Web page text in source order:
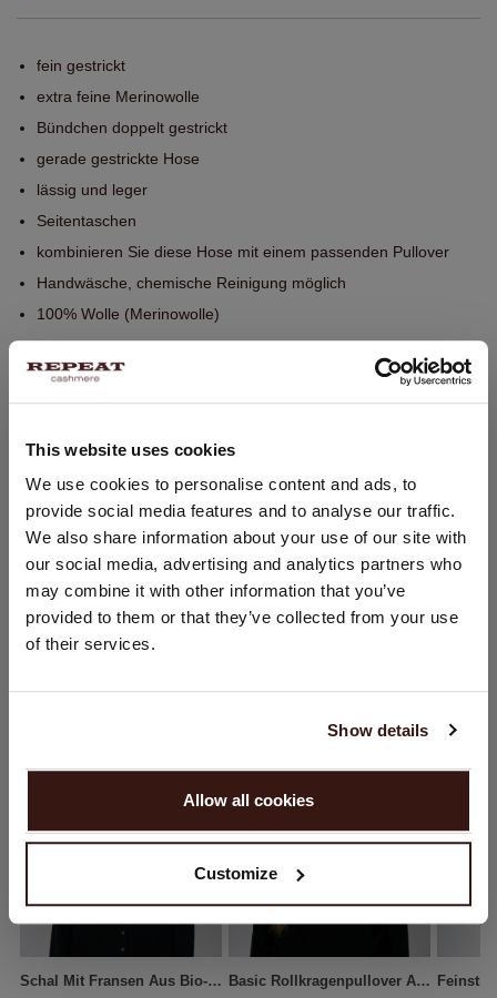
This website uses cookies
We use cookies to personalise content and ads, to
provide social media features and to analyse our traffic.
We also share information about your use of our site with
our social media, advertising and analytics partners who
may combine it with other information that you’ve
provided to them or that they’ve collected from your use
of their services.
Show details
Allow all cookies
Customize
fein gestrickt
extra feine Merinowolle
Bündchen doppelt gestrickt
gerade gestrickte Hose
lässig und leger
Seitentaschen
kombinieren Sie diese Hose mit einem passenden Pullover
Handwäsche, chemische Reinigung möglich
100% Wolle (Merinowolle)
PFLEGEHINWEISE
VERSAND & RÜCKGABE
DAS KÖNNTE IHNEN AUCH GEFALLEN
Schal Mit Fransen Aus Bio-Kaschmir Basic Rollkragenpullover Aus Bio-Kaschmir
STANDORT ÄNDERN
Sie besuchen Repeat cashmere von Niederlande (€) aus.
Möchten Sie Ihre Standort aktualisieren?
Vereinigte Staaten ($)
WEITER